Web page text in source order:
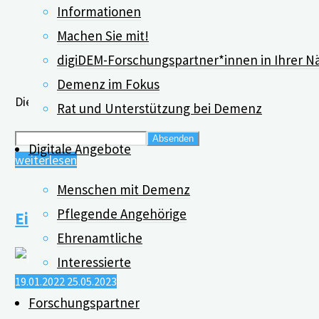
Informationen
Machen Sie mit!
digiDEM-Forschungspartner*innen in Ihrer
Demenz im Fokus
Rat und Unterstützung bei Demenz
Digitale Angebote
Menschen mit Demenz
Pflegende Angehörige
Ehrenamtliche
Interessierte
Forschungspartner
Dieser Inhalt ist geschützt. Bitte geben Sie das Passwort
weiterlesen"Videos
Schulungen"
Einladung zum „digiDEM Dialog“
19.01.2022 25.05.2023